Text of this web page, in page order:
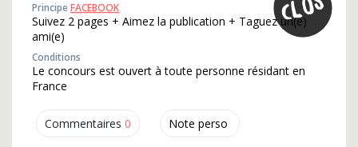
Commentaires 0 Note perso
PrincipeFACEBOOK
Suivez 2 pages + Aimez la publication + Taguez un(e)
ami(e)
Conditions
Le concours est ouvert à toute personne résidant en
France